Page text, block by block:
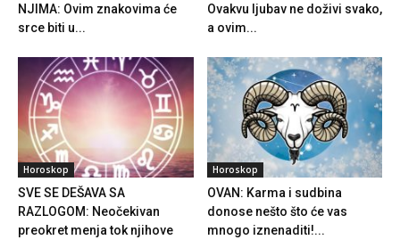
NJIMA: Ovim znakovima će
srce biti u...
Ovakvu ljubav ne doživi svako,
a ovim...
Horoskop
SVE SE DEŠAVA SA
RAZLOGOM: Neočekivan
preokret menja tok njihove
Horoskop
OVAN: Karma i sudbina
donose nešto što će vas
mnogo iznenaditi!...